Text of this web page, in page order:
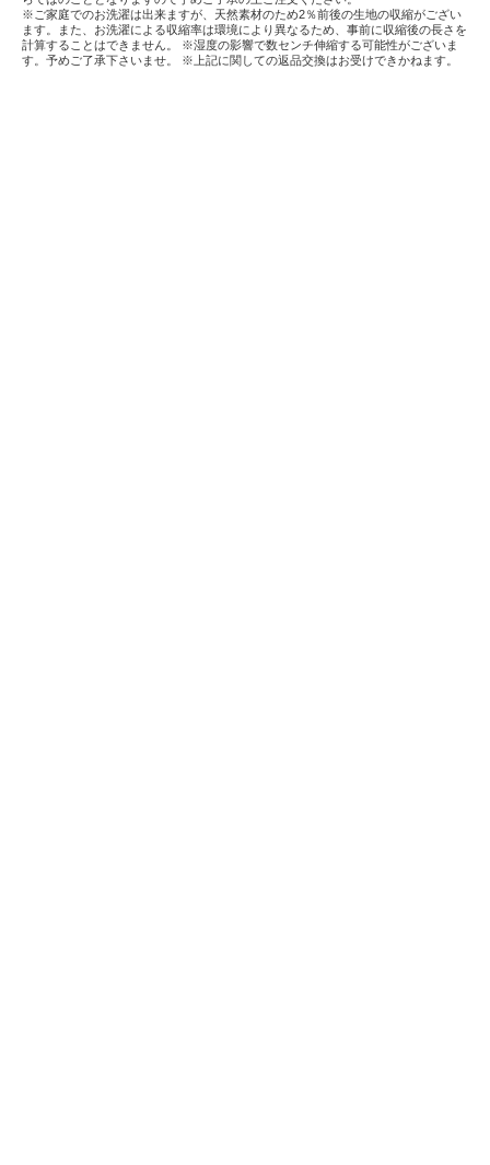
※ご家庭でのお洗濯は出来ますが、天然素材のため2％前後の生地の収縮がござい
ます。また、お洗濯による収縮率は環境により異なるため、事前に収縮後の長さを
計算することはできません。 ※湿度の影響で数センチ伸縮する可能性がございま
す。予めご了承下さいませ。 ※上記に関しての返品交換はお受けできかねます。